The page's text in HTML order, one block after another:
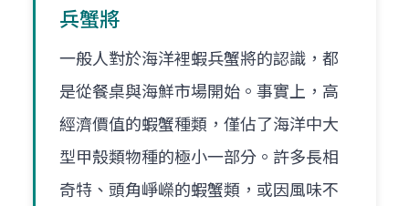
兵蟹將
一般人對於海洋裡蝦兵蟹將的認識，都
是從餐桌與海鮮市場開始。事實上，高
經濟價值的蝦蟹種類，僅佔了海洋中大
型甲殼類物種的極小一部分。許多長相
奇特、頭角崢嶸的蝦蟹類，或因風味不